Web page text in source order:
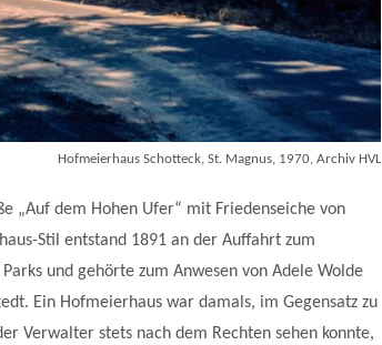
Hofmeierhaus Schotteck, St. Magnus, 1970, Archiv HVL
„Auf dem Hohen Ufer“ mit Friedenseiche von
Stil entstand 1891 an der Auffahrt zum
und gehörte zum Anwesen von Adele Wolde
Ein Hofmeierhaus war damals, im Gegensatz zu
Verwalter stets nach dem Rechten sehen konnte,